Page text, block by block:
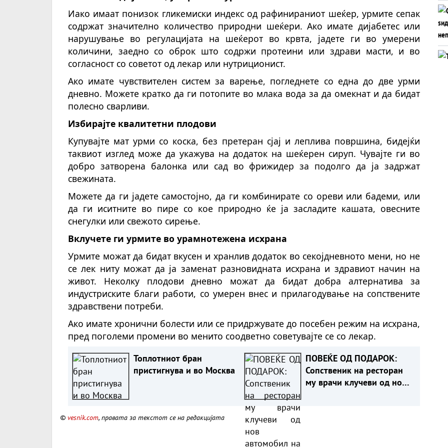
Иако имаат понизок гликемиски индекс од рафинираниот шеќер, урмите сепак
содржат значително количество природни шеќери. Ако имате дијабетес или
нарушување во регулацијата на шеќерот во крвта, јадете ги во умерени
количини, заедно со оброк што содржи протеини или здрави масти, и во
согласност со советот од лекар или нутриционист.
Ако имате чувствителен систем за варење, погледнете со една до две урми
дневно. Можете кратко да ги потопите во млака вода за да омекнат и да бидат
полесно сварливи.
Избирајте квалитетни плодови
Купувајте мат урми со коска, без претеран сјај и леплива површина, бидејќи
таквиот изглед може да укажува на додаток на шеќерен сируп. Чувајте ги во
добро затворена балонка или сад во фрижидер за подолго да ја задржат
свежината.
Можете да ги јадете самостојно, да ги комбинирате со ореви или бадеми, или
да ги иситните во пире со кое природно ќе ја засладите кашата, овесните
снегулки или свежото сирење.
Вклучете ги урмите во урамнотежена исхрана
Урмите можат да бидат вкусен и хранлив додаток во секојдневното мени, но не
се лек ниту можат да ја заменат разновидната исхрана и здравиот начин на
живот. Неколку плодови дневно можат да бидат добра алтернатива за
индустриските благи работи, со умерен внес и прилагодување на сопствените
здравствени потреби.
Ако имате хронични болести или се придржувате до посебен режим на исхрана,
пред поголеми промени во менито соодветно советувајте се со лекар.
Топлотниот бран
пристигнува и во Москва
ПОВЕЌЕ ОД ПОДАРОК:
Сопственик на ресторан
му врачи клучеви од нов
© vesnik.com, правата за текстот се на редакцијата